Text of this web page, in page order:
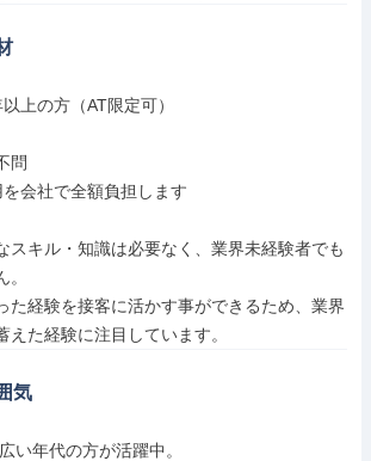
上の方（AT限定可）
問
を会社で全額負担します
スキル・知識は必要なく、業界未経験者でも
た経験を接客に活かす事ができるため、業界
えた経験に注目しています。
気
い年代の方が活躍中。